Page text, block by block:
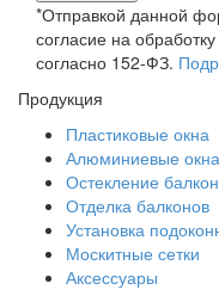
*Отправкой данной
согласие на
согласно 152-ФЗ.
Продукция
Пластиковые окна
Алюминиевые окна
Остекление
Отделка балконов
Установка
Москитные сетки
Аксессуары